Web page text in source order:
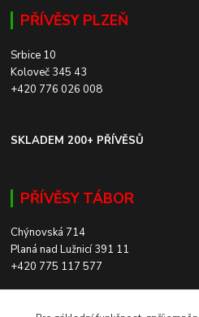
PŘÍVĚSY PLZEŇ
Srbice 10
Koloveč 345 43
+420 776 026 008
SKLADEM 200+ PŘÍVĚSŮ
PŘÍVĚSY TÁBOR
Chýnovská 714
Planá nad Lužnicí 391 11
+420 775 117 577